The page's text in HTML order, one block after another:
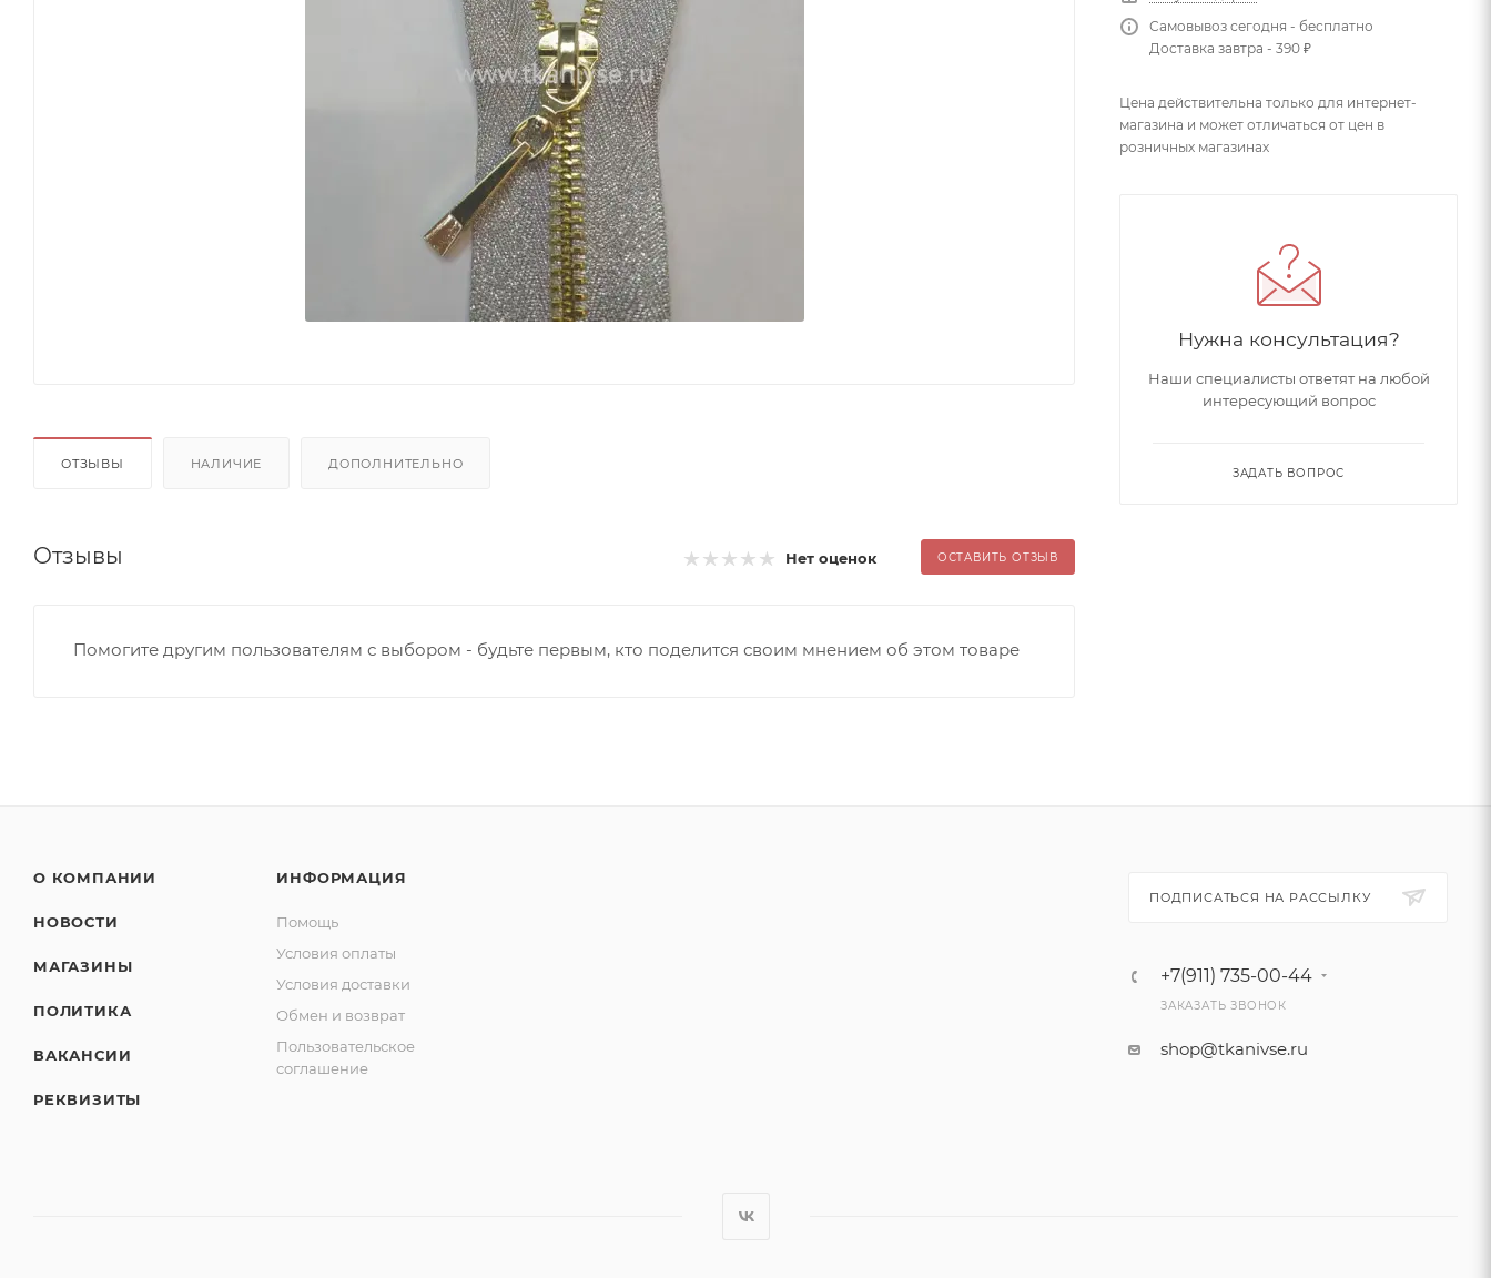
ОТЗЫВЫ НАЛИЧИЕ ДОПОЛНИТЕЛЬНО
Отзывы Нет оценок ОСТАВИТЬ ОТЗЫВ
Помогите другим пользователям с выбором - будьте первым, кто поделится своим мнением об этом товаре
Самовывоз сегодня - бесплатно
Доставка завтра - 390 ₽
Цена действительна только для интернет-
магазина и может отличаться от цен в
розничных магазинах
Нужна консультация?
Наши специалисты ответят на любой
интересующий вопрос
ЗАДАТЬ ВОПРОС
О КОМПАНИИ
НОВОСТИ
МАГАЗИНЫ
ПОЛИТИКА
ВАКАНСИИ
РЕКВИЗИТЫ
ИНФОРМАЦИЯ
Помощь
Условия оплаты
Условия доставки
Обмен и возврат
Пользовательское
соглашение
ПОДПИСАТЬСЯ НА РАССЫЛКУ
+7(911) 735-00-44
ЗАКАЗАТЬ ЗВОНОК
shop@tkanivse.ru